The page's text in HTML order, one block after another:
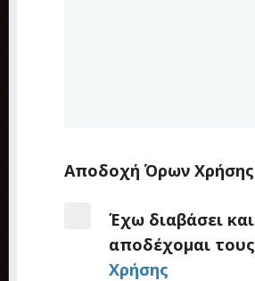
Αποδοχή Όρων Χρήσης
Έχω διαβάσει και
αποδέχομαι τους
Χρήσης